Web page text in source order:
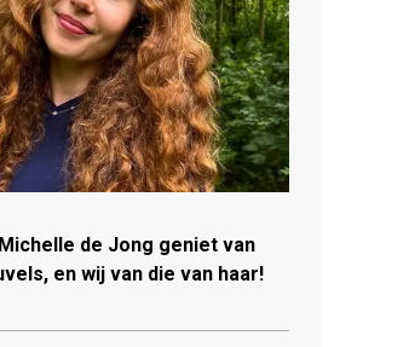
de Jong geniet van
en wij van die van haar!